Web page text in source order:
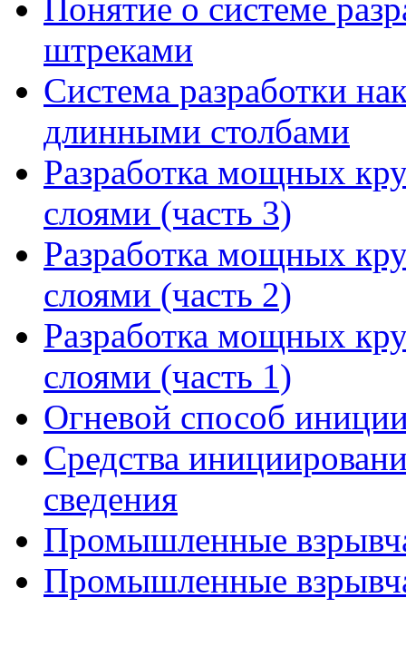
Понятие о системе
штреками
Система разработки
длинными столбами
Разработка мощных
слоями (часть 3)
Разработка мощных
слоями (часть 2)
Разработка мощных
слоями (часть 1)
Огневой способ
Средства
сведения
Промышленные
Промышленные